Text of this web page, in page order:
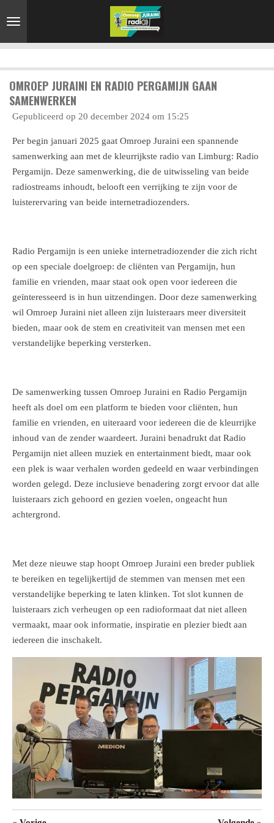
direct
naar
OMROEP JURAINI EN RADIO PERGAMIJN GAAN
SAMENWERKEN
Gepubliceerd op 20 december 2024 om 15:25
Per begin januari 2025 gaat Omroep Juraini een spannende
samenwerking aan met de kleurrijkste radio van Limburg: Radio
Pergamijn. Deze samenwerking, die de uitwisseling van beide
radiostreams inhoudt, belooft een verrijking te zijn voor de
luisterervaring van beide internetradiozenders.
Radio Pergamijn is een unieke internetradiozender die zich richt
op een speciale doelgroep: de cliënten van Pergamijn, hun
familie en vrienden, maar staat ook open voor iedereen die
geïnteresseerd is in hun uitzendingen. Door deze samenwerking
wil Omroep Juraini niet alleen zijn luisteraars meer diversiteit
bieden, maar ook de stem en creativiteit van mensen met een
verstandelijke beperking versterken.
De samenwerking tussen Omroep Juraini en Radio Pergamijn
heeft als doel om een platform te bieden voor cliënten, hun
familie en vrienden, en uiteraard voor iedereen die de kleurrijke
inhoud van de zender waardeert. Juraini benadrukt dat Radio
Pergamijn niet alleen muziek en entertainment biedt, maar ook
een plek is waar verhalen worden gedeeld en waar verbindingen
worden gelegd. Deze inclusieve benadering zorgt ervoor dat alle
luisteraars zich gehoord en gezien voelen, ongeacht hun
achtergrond.
Met deze nieuwe stap hoopt Omroep Juraini een breder publiek
te bereiken en tegelijkertijd de stemmen van mensen met een
verstandelijke beperking te laten klinken. Tot slot kunnen de
luisteraars zich verheugen op een radioformaat dat niet alleen
vermaakt, maar ook informatie, inspiratie en plezier biedt aan
iedereen die inschakelt.